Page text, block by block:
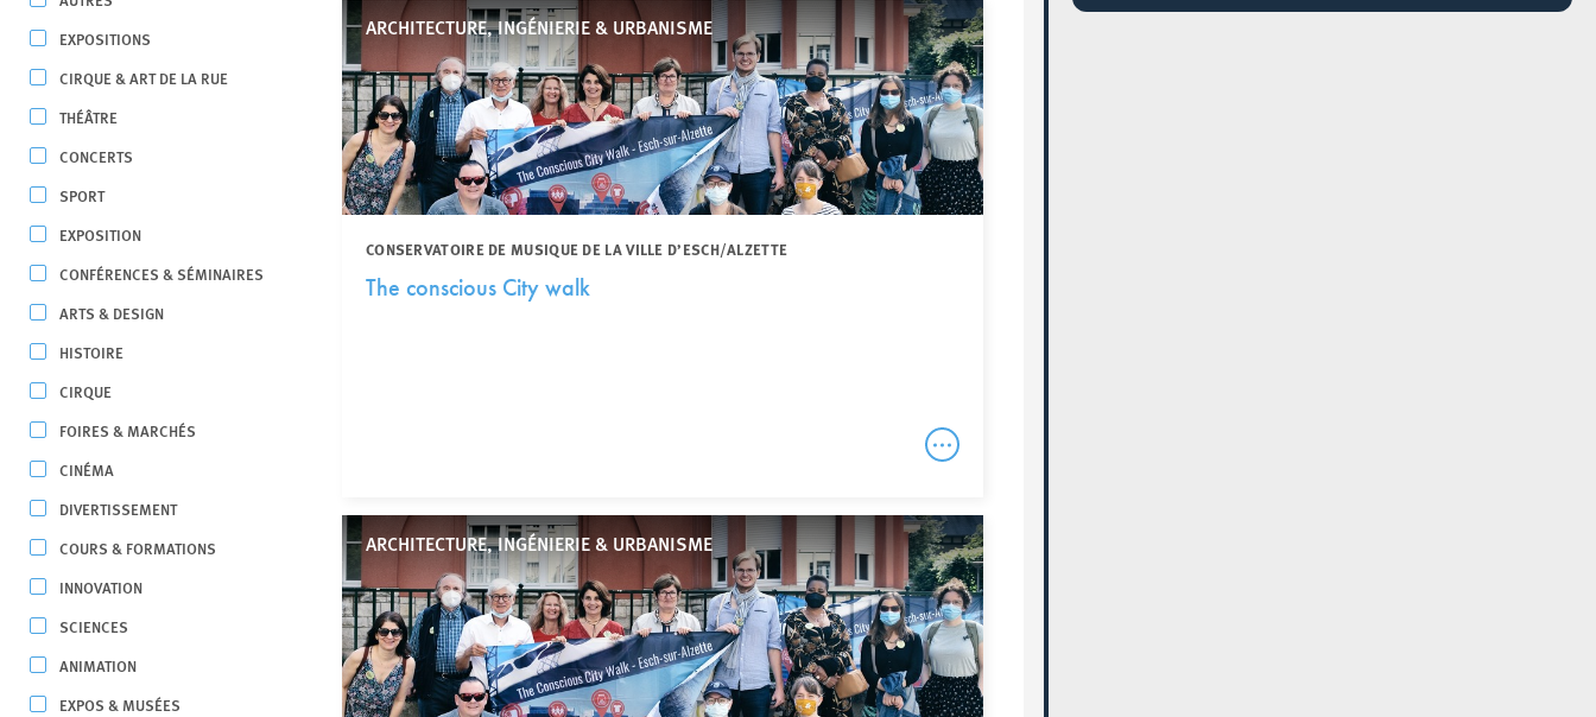
EXPOSITIONS
CIRQUE & ART DE LA RUE
THÉÂTRE
CONCERTS
SPORT
EXPOSITION
CONFÉRENCES & SÉMINAIRES
ARTS & DESIGN
HISTOIRE
CIRQUE
FOIRES & MARCHÉS
CINÉMA
DIVERTISSEMENT
COURS & FORMATIONS
INNOVATION
SCIENCES
ANIMATION
EXPOS & MUSÉES
ARCHITECTURE, INGÉNIERIE & URBANISME
CONSERVATOIRE DE MUSIQUE DE LA VILLE D’ESCH/ALZETTE
The conscious City walk
ARCHITECTURE, INGÉNIERIE & URBANISME